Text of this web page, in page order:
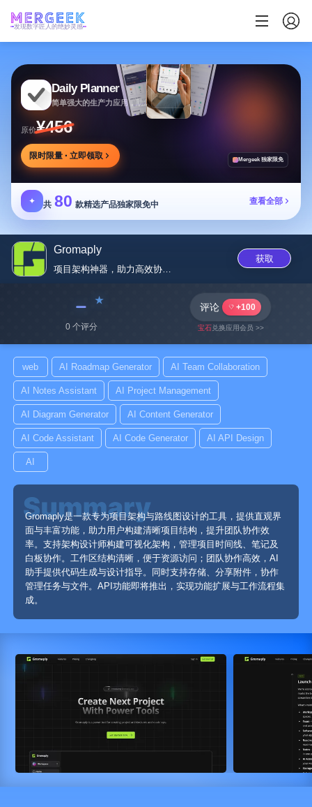
发现数字匠人的绝妙灵感
Daily Planner
简单强大的生产力应用，助您安排任务专注目标
原价¥456
限时限量 · 立即领取 Mergeek 独家限免
✦ 共 80 款精选产品独家限免中 查看全部
Gromaply
项目架构神器，助力高效协作与可...
获取
﹣
0 个评分
评论 +100
宝石兑换应用会员 >>
web AI Roadmap Generator AI Team Collaboration
AI Notes Assistant AI Project Management
AI Diagram Generator AI Content Generator
AI Code Assistant AI Code Generator AI API Design
AI
Gromaply是一款专为项目架构与路线图设计的工具，提供直观界
面与丰富功能，助力用户构建清晰项目结构，提升团队协作效
率。支持架构设计师构建可视化架构，管理项目时间线、笔记及
白板协作。工作区结构清晰，便于资源访问；团队协作高效，AI
助手提供代码生成与设计指导。同时支持存储、分享附件，协作
管理任务与文件。API功能即将推出，实现功能扩展与工作流程集
成。